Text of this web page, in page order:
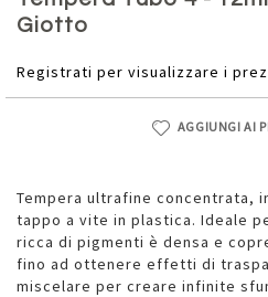
Giotto
Registrati per visualizzare i
AGGIUNGI AI
Tempera ultrafine concentrata,
tappo a vite in plastica. Ideale
ricca di pigmenti è densa e
fino ad ottenere effetti di
miscelare per creare infinite
della
galleria
immagini